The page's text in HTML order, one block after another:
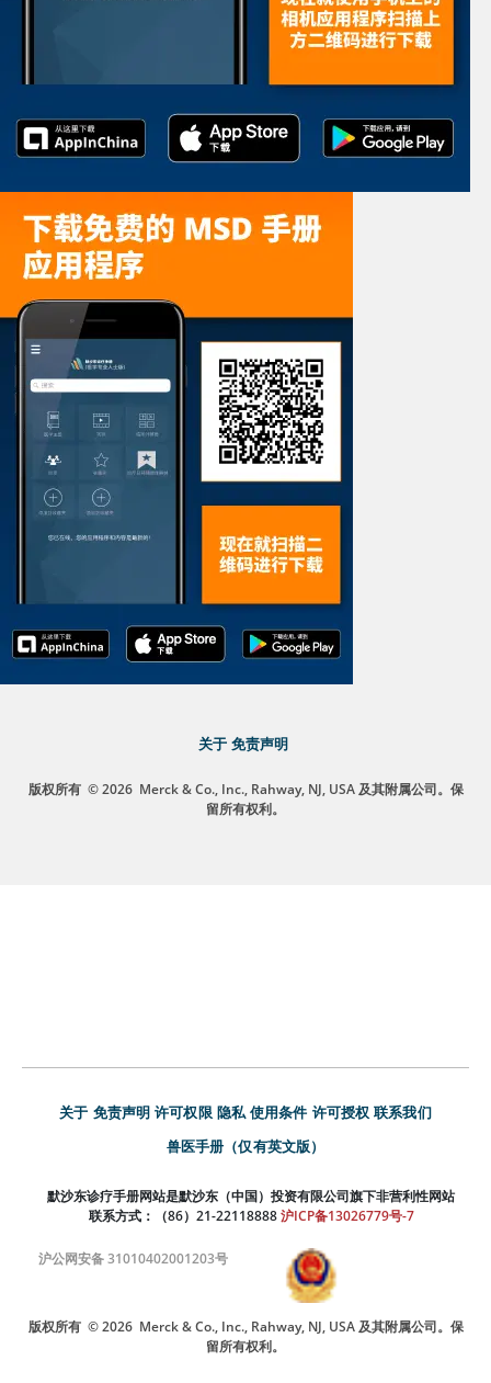
关于 免责声明
版权所有 © 2026 Merck & Co., Inc., Rahway, NJ, USA 及其附属公司。保
留所有权利。
关于 免责声明 许可权限 隐私 使用条件 许可授权 联系我们
兽医手册（仅有英文版）
默沙东诊疗手册网站是默沙东（中国）投资有限公司旗下非营利性网站
联系方式：（86）21-22118888 沪ICP备13026779号-7
沪公网安备 31010402001203号
版权所有 © 2026 Merck & Co., Inc., Rahway, NJ, USA 及其附属公司。保
留所有权利。